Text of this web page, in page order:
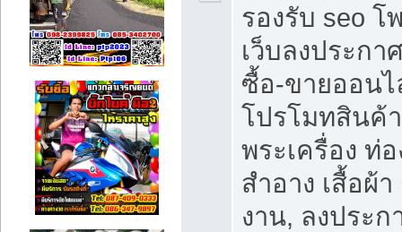
รองรับ seo โ
เว็บลงประก
ซื้อ-ขายออน
โปรโมทสินค้
พระเครื่อง ท่อ
สำอาง เสื้อผ้
งาน, ลงประ